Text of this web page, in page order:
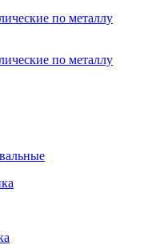
по металлу
по металлу